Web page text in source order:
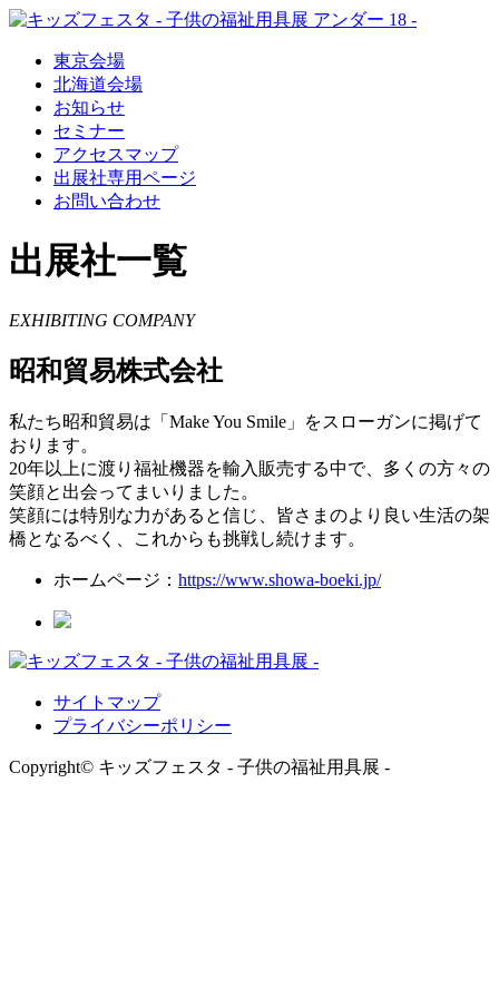
東京会場
北海道会場
お知らせ
セミナー
アクセスマップ
出展社専用ページ
お問い合わせ
出展社一覧
EXHIBITING COMPANY
昭和貿易株式会社
私たち昭和貿易は「Make You Smile」をスローガンに掲げて
おります。
20年以上に渡り福祉機器を輸入販売する中で、多くの方々の
笑顔と出会ってまいりました。
笑顔には特別な力があると信じ、皆さまのより良い生活の架
橋となるべく、これからも挑戦し続けます。
ホームページ： https://www.showa-boeki.jp/
サイトマップ
プライバシーポリシー
Copyright© キッズフェスタ - 子供の福祉用具展 -